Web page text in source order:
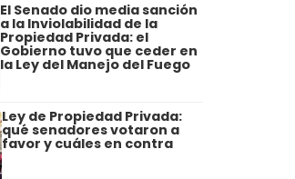
El Senado dio media sanción
a la Inviolabilidad de la
Propiedad Privada: el
Gobierno tuvo que ceder en
la Ley del Manejo del Fuego
Ley de Propiedad Privada:
qué senadores votaron a
favor y cuáles en contra